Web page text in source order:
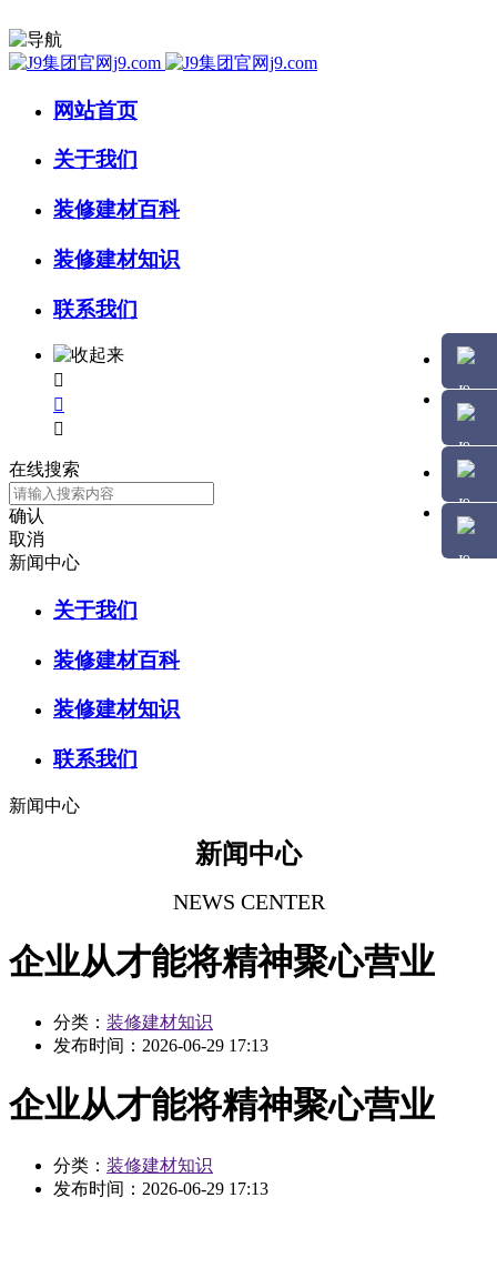
网站首页
关于我们
装修建材百科
装修建材知识
联系我们



在线搜索
确认
取消
新闻中心
关于我们
装修建材百科
装修建材知识
联系我们
新闻中心
新闻中心
NEWS CENTER
企业从才能将精神聚心营业
分类： 装修建材知识
发布时间： 2026-06-29 17:13
企业从才能将精神聚心营业
分类： 装修建材知识
发布时间： 2026-06-29 17:13